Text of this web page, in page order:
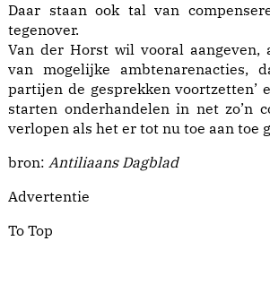
Daar staan ook tal van
tegenover.
Van der Horst wil vooral aangeven,
van mogelijke ambtenarenacties,
partijen de gesprekken voortzetten’
starten onderhandelen in net zo’n
verlopen als het er tot nu toe aan toe
bron: Antiliaans Dagblad
Advertentie
To Top